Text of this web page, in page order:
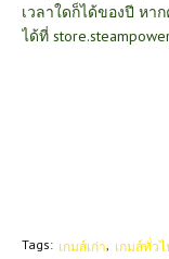
เวลาใดก็ได้ของปี หา
ได้ที่
Tags: เกมส์เก่า เกมส์ทั่วไ